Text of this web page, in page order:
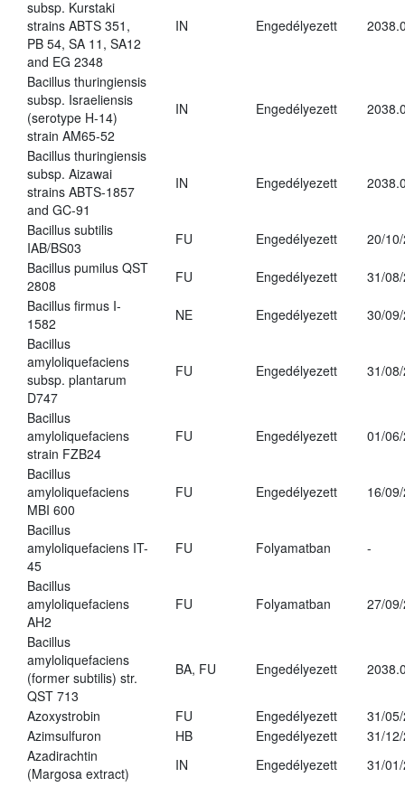
subsp. Kurstaki
strains ABTS 351,
PB 54, SA 11, SA12
and EG 2348
IN Engedélyezett
Bacillus thuringiensis
subsp. Israeliensis
(serotype H-14)
strain AM65-52
IN Engedélyezett
Bacillus thuringiensis
subsp. Aizawai
strains ABTS-1857
and GC-91
IN Engedélyezett
Bacillus subtilis
IAB/BS03
FU Engedélyezett
20/
Bacillus pumilus QST
2808
FU Engedélyezett
31/
Bacillus firmus I-
1582
NE Engedélyezett
30/
Bacillus
amyloliquefaciens
subsp. plantarum
D747
FU Engedélyezett 31/
Bacillus
amyloliquefaciens
strain FZB24
FU Engedélyezett 01/
Bacillus
amyloliquefaciens
MBI 600
FU Engedélyezett 16/
Bacillus
amyloliquefaciens IT-
45
FU Folyamatban -
Bacillus
amyloliquefaciens
AH2
FU Folyamatban 27/
Bacillus
amyloliquefaciens
(former subtilis) str.
QST 713
BA, FU Engedélyezett
Azoxystrobin FU Engedélyezett
31/
Azimsulfuron
HB Engedélyezett
31/
Azadirachtin
(Margosa extract)
IN Engedélyezett
31/